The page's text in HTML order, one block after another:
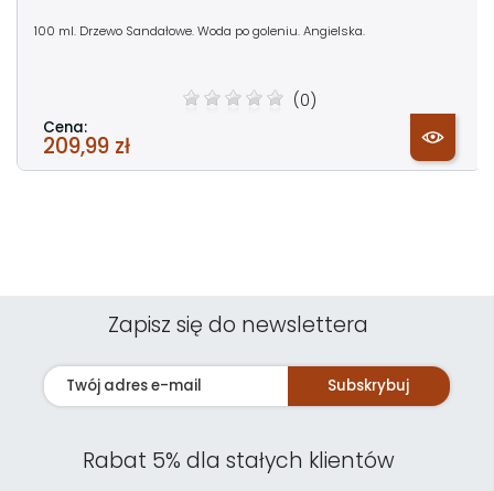
100 ml. Drzewo Sandałowe. Woda po goleniu. Angielska.
(0)
Cena:
209,99 zł
Zapisz się do newslettera
Subskrybuj
Rabat 5% dla stałych klientów